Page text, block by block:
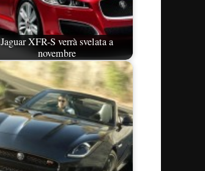
Jaguar XFR-S verrà svelata a
novembre